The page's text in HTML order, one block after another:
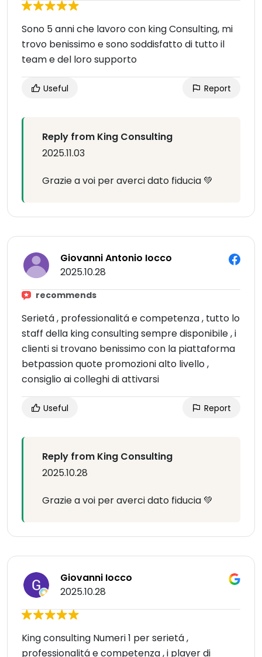
Sono 5 anni che lavoro con king Consulting, mi
trovo benissimo e sono soddisfatto di tutto il
team e del loro supporto
Useful Report
Reply from King Consulting
2025.11.03
Grazie a voi per averci dato fiducia 💚
Giovanni Antonio Iocco
2025.10.28
recommends
Serietá , professionalitá e competenza , tutto lo
staff della king consulting sempre disponibile , i
clienti si trovano benissimo con la piattaforma
betpassion quote promozioni alto livello ,
consiglio ai colleghi di attivarsi
Useful Report
Reply from King Consulting
2025.10.28
Grazie a voi per averci dato fiducia 💚
Giovanni Iocco
2025.10.28
King consulting Numeri 1 per serietá ,
professionalitá e competenza , i player di